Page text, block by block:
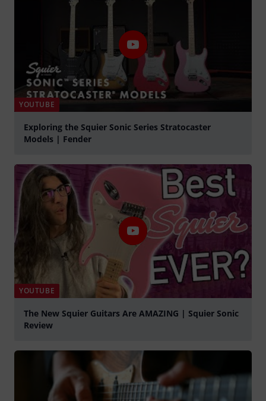
YOUTUBE
Exploring the Squier Sonic Series Stratocaster
Models | Fender
YOUTUBE
The New Squier Guitars Are AMAZING | Squier Sonic
Review